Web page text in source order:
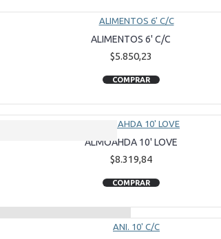
ALIMENTOS 6' C/C
$5.850,23
COMPRAR
ALMOAHDA 10' LOVE
$8.319,84
COMPRAR